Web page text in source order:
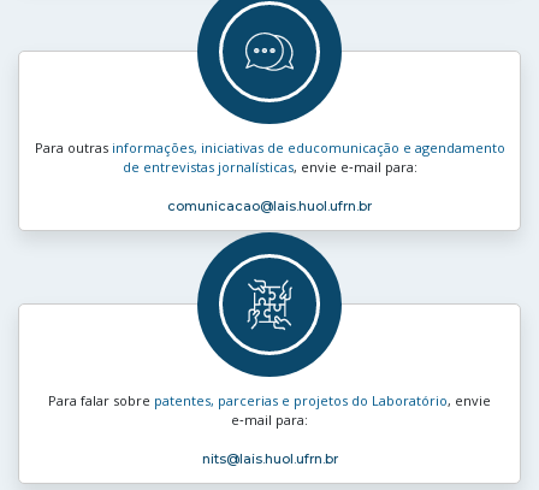
Para outras informações, iniciativas de educomunicação e agendamento
de entrevistas jornalísticas, envie e‑mail para:
comunicacao@lais.huol.ufrn.br
Para falar sobre patentes, parcerias e projetos do Laboratório, envie
e‑mail para:
nits@lais.huol.ufrn.br